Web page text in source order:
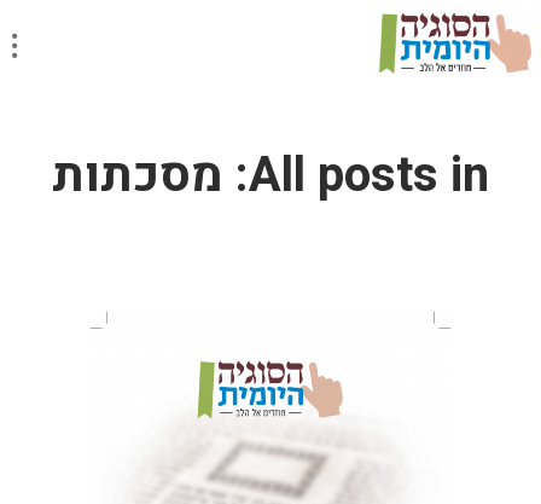
All posts in: מסכתות